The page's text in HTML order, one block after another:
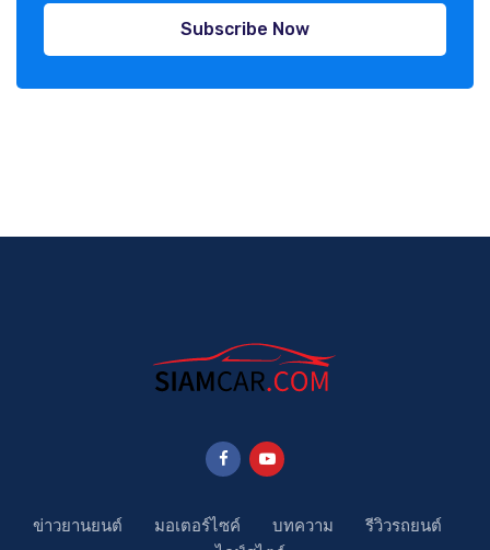
Subscribe Now
ข่าวยานยนต์ มอเตอร์ไซค์ บทความ
รีวิวรถยนต์